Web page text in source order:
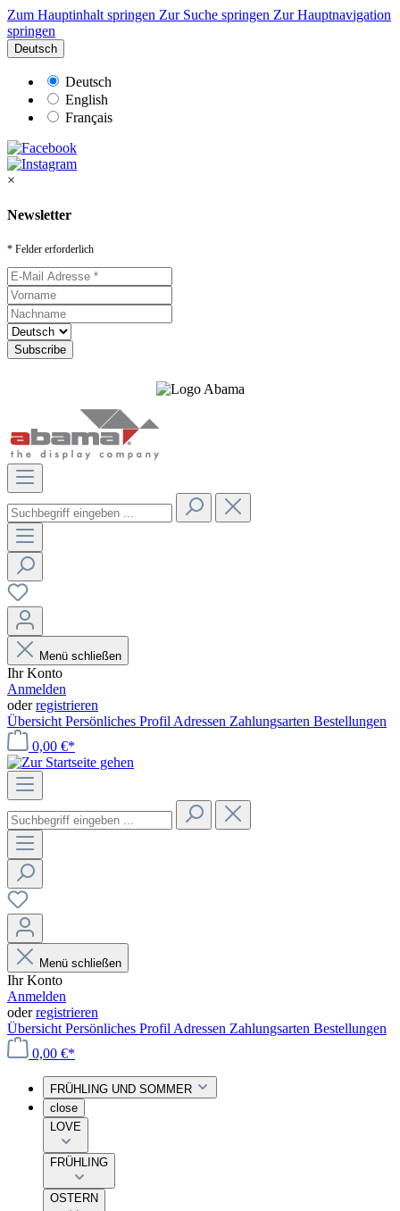
Zum Hauptinhalt springen Zur Suche springen Zur Hauptnavigation
springen
Deutsch
Deutsch
English
Français
×
Newsletter
* Felder erforderlich
Menü schließen
Ihr Konto
Anmelden
oderregistrieren
Übersicht Persönliches Profil Adressen Zahlungsarten Bestellungen
0,00 €*
Menü schließen
Ihr Konto
Anmelden
oderregistrieren
Übersicht Persönliches Profil Adressen Zahlungsarten Bestellungen
0,00 €*
FRÜHLING UND SOMMER
close
LOVE
FRÜHLING
OSTERN